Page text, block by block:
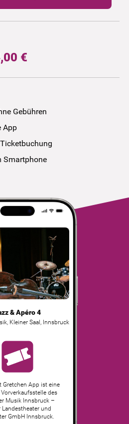
€
Gebühren
App
Smartphone
& Apéro 4
Kleiner Saal Innsbruck
Gretchen App ist eine
des
Musik Innsbruck –
Landestheater und
GmbH Innsbruck.